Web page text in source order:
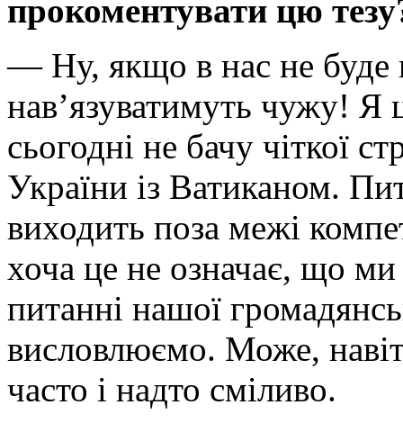
прокоментувати цю
— Ну, якщо в нас не буде
нав’язуватимуть чужу!
сьогодні не бачу чіткої
України із Ватиканом.
виходить поза межі
хоча це не означає, що
питанні нашої
висловлюємо. Може,
часто і надто сміливо.